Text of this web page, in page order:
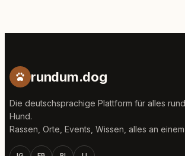
rundum.dog
Die deutschsprachige Plattform für alles
Hund.
Rassen, Orte, Events, Wissen, alles an